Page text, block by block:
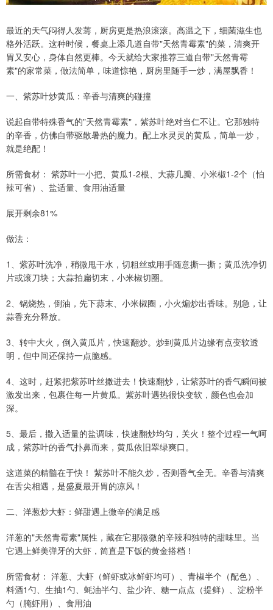
最近的天气闷得人发蔫，厨房更是热浪滚滚。高温之下，细菌滋生也
格外活跃。这种时候，餐桌上添几道自带"天然青霉素"的菜，清爽开
胃又安心，身体自然更棒。今天就给大家推荐三道自带"天然青霉
素"的家常菜，做法简单，味道惊艳，厨房里随手一炒，满屋飘香！
一、紫苏叶炒黄瓜：辛香与清爽的碰撞
说起自带特殊香气的"天然青霉素"，紫苏叶绝对当仁不让。它那独特
的辛香，仿佛自带驱散暑热的魔力。配上水灵灵的黄瓜，简单一炒，
就是绝配！
所需食材： 紫苏叶一小把、黄瓜1-2根、大蒜几瓣、小米椒1-2个（怕
辣可省）、盐适量、食用油适量
展开剩余81%
做法：
1、紫苏叶洗净，稍微甩干水，切粗丝或用手随意撕一撕；黄瓜洗净切
片或滚刀块；大蒜拍扁切末，小米椒切圈。
2、锅烧热，倒油，先下蒜末、小米椒圈，小火煸炒出香味。别急，让
蒜香充分释放。
3、转中大火，倒入黄瓜片，快速翻炒。炒到黄瓜片边缘有点变软透
明，但中间还保持一点脆感。
4、这时，赶紧把紫苏叶丝撒进去！快速翻炒，让紫苏叶的香气瞬间被
激发出来，包裹住每一片黄瓜。紫苏叶遇热很快变软，颜色也会加
深。
5、最后，撒入适量的盐调味，快速翻炒均匀，关火！整个过程一气呵
成，紫苏叶的香气扑鼻而来，黄瓜依旧翠绿爽口。
这道菜的精髓在于快！ 紫苏叶不能久炒，否则香气全无。辛香与清爽
在舌尖相遇，是盛夏最开胃的凉风！
二、洋葱炒大虾：鲜甜遇上微辛的满足感
洋葱的"天然青霉素"属性，藏在它那微微的辛辣和独特的甜味里。当
它遇上鲜美弹牙的大虾，简直是下饭的黄金搭档！
所需食材： 洋葱、大虾（鲜虾或冰鲜虾均可）、青椒半个（配色）、
料酒1勺、生抽1勺、蚝油半勺、盐少许、糖一点点（提鲜）、淀粉半
勺（腌虾用）、食用油